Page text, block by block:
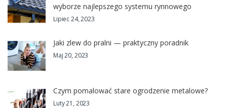
wyborze najlepszego systemu rynnowego
Lipiec 24, 2023
Jaki zlew do pralni — praktyczny poradnik
Maj 20, 2023
Czym pomalować stare ogrodzenie metalowe?
Luty 21, 2023